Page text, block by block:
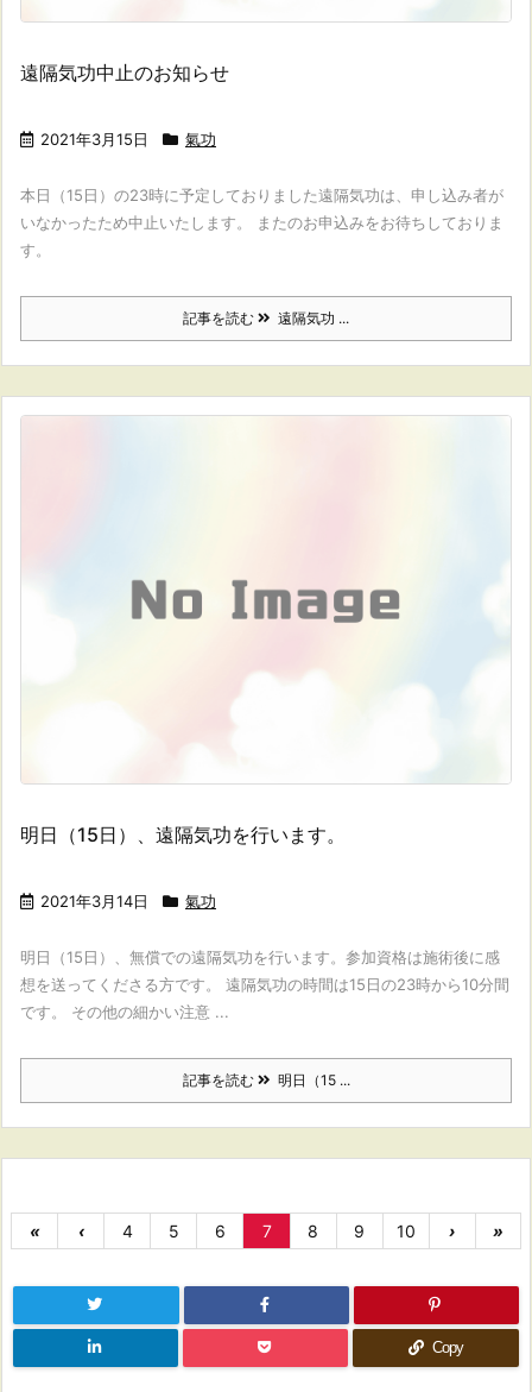
遠隔気功中止のお知らせ
2021年3月15日 氣功
本日（15日）の23時に予定しておりました遠隔気功は、申し込み者が
いなかったため中止いたします。 またのお申込みをお待ちしておりま
す。
記事を読む 遠隔気功 ...
明日（15日）、遠隔気功を行います。
2021年3月14日 氣功
明日（15日）、無償での遠隔気功を行います。参加資格は施術後に感
想を送ってくださる方です。 遠隔気功の時間は15日の23時から10分間
です。 その他の細かい注意 ...
記事を読む 明日（15 ...
« ‹ 4 5 6 7 8 9 10 › »
Copy